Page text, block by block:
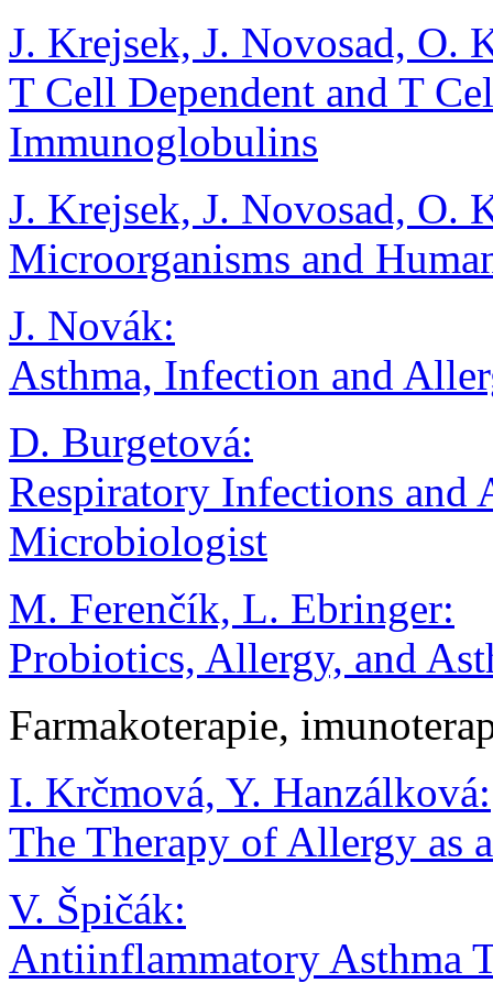
J. Krejsek, J. Novosad, O.
T Cell Dependent and T
Immunoglobulins
J. Krejsek, J. Novosad, O.
Microorganisms and
J. Novák:
Asthma, Infection and
D. Burgetová:
Respiratory Infections and
Microbiologist
M. Ferenčík, L. Ebringer:
Probiotics, Allergy, and
Farmakoterapie,
I. Krčmová, Y. Hanzálková:
The Therapy of Allergy as
V. Špičák:
Antiinflammatory Asthma